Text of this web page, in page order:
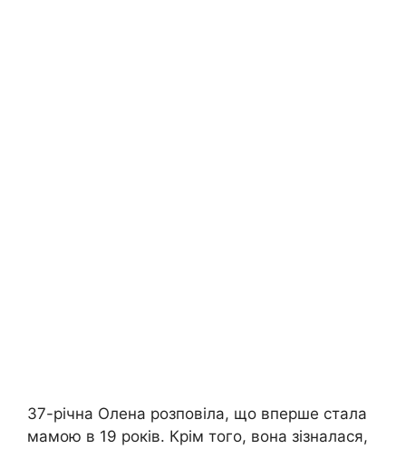
37-річна Олена розповіла, що вперше стала
мамою в 19 років. Крім того, вона зізналася,